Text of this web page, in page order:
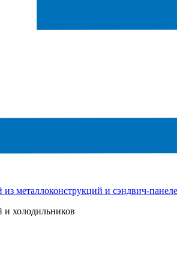
из металлоконструкций и сэндвич-
и холодильников